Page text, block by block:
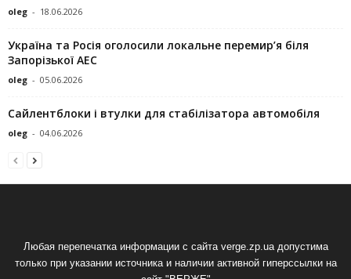
oleg - 18.06.2026
Україна та Росія оголосили локальне перемир’я біля
Запорізької АЕС
oleg - 05.06.2026
Сайлентблоки і втулки для стабілізатора автомобіля
oleg - 04.06.2026
Любая перепечатка информации с сайта verge.zp.ua допустима
только при указании источника и наличии активной гиперссылки на